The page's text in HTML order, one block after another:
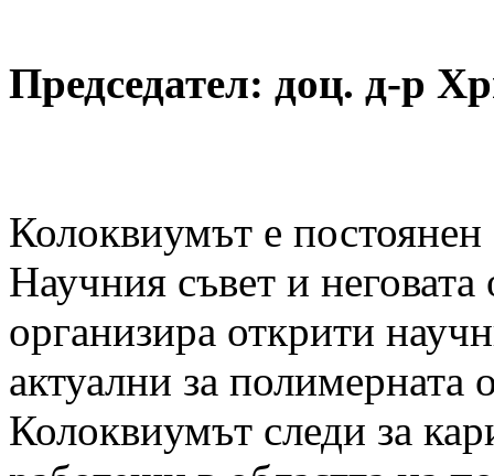
Председател: доц. д-р
Колоквиумът е
Научния съвет и
организира открити
актуални за
Колоквиумът следи за